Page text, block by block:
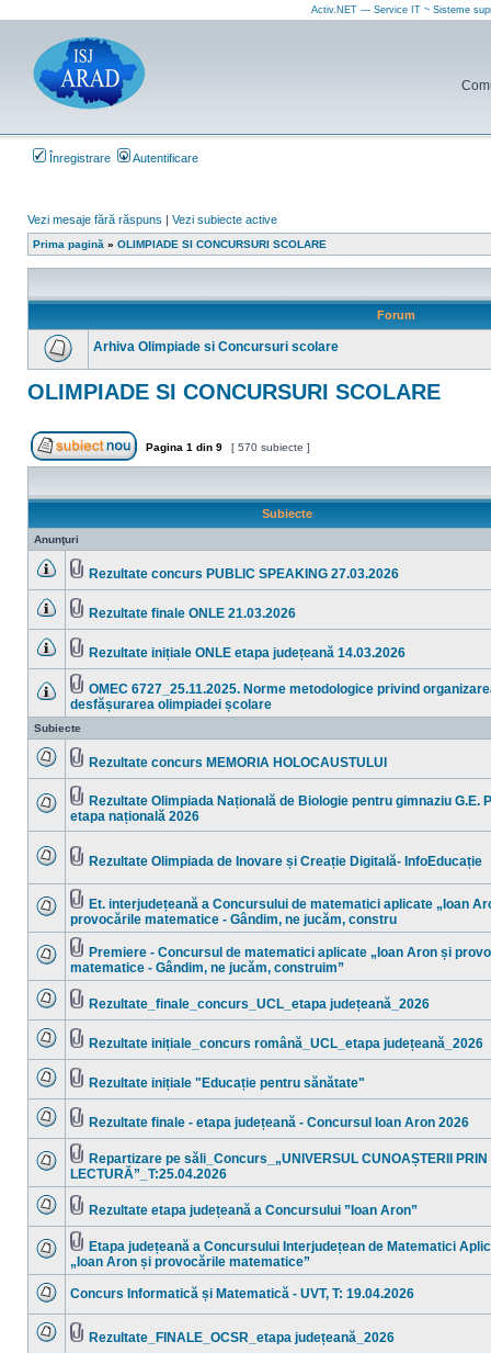
Activ.NET — Service IT ~ Sisteme
Înregistrare Autentificare
Vezi mesaje fără răspuns | Vezi subiecte active
Prima pagină » OLIMPIADE SI CONCURSURI SCOLARE
Forum
Nu
mesaje
Arhiva Olimpiade si Concursuri scolare
OLIMPIADE SI CONCURSURI SCOLARE
Scrie un subiect nou
Pagina 1 din 9 [ 570 subiecte ]
Subiecte
Anunţuri
sunt
mesaje
necitite
Rezultate concurs PUBLIC SPEAKING 27.03.2026
sunt
mesaje
necitite
Rezultate finale ONLE 21.03.2026
sunt
mesaje
necitite
Rezultate inițiale ONLE etapa județeană 14.03.2026
Nu
sunt
mesaje
necitite
Fişier(e)
ataşat(e)
OMEC 6727_25.11.2025. Norme metodologice privind
desfășurarea olimpiadei școlare
Subiecte
sunt
mesaje
necitite
Rezultate concurs MEMORIA HOLOCAUSTULUI
Nu
sunt
necitite
Fişier(e)
ataşat(e)
Rezultate Olimpiada Națională de Biologie pentru gimnaziu G.E.
etapa națională 2026
sunt
mesaje
necitite
ataşat(e)
Rezultate Olimpiada de Inovare și Creație Digitală- InfoEducație
sunt
mesaje
necitite
Fişier(e)
ataşat(e)
Et. interjudețeană a Concursului de matematici aplicate „Ioan
provocările matematice - Gândim, ne jucăm, constru
Nu
sunt
mesaje
necitite
Fişier(e)
ataşat(e)
Premiere - Concursul de matematici aplicate „Ioan Aron și
matematice - Gândim, ne jucăm, construim”
sunt
mesaje
necitite
Rezultate_finale_concurs_UCL_etapa județeană_2026
sunt
mesaje
necitite
Rezultate inițiale_concurs română_UCL_etapa județeană_2026
sunt
mesaje
necitite
Rezultate inițiale "Educație pentru sănătate"
sunt
mesaje
necitite
Rezultate finale - etapa județeană - Concursul Ioan Aron 2026
Nu
sunt
mesaje
necitite
Fişier(e)
ataşat(e)
Repartizare pe săli_Concurs_„UNIVERSUL CUNOAȘTERII PRIN
LECTURĂ”_T:25.04.2026
sunt
mesaje
necitite
Rezultate etapa județeană a Concursului ”Ioan Aron”
sunt
mesaje
necitite
Fişier(e)
ataşat(e)
Etapa județeană a Concursului Interjudețean de Matematici
„Ioan Aron și provocările matematice”
sunt
mesaje
necitite
Concurs Informatică și Matematică - UVT, T: 19.04.2026
Rezultate_FINALE_OCSR_etapa județeană_2026